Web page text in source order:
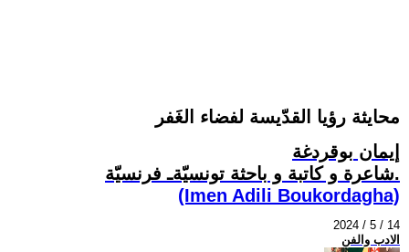
محايثة رؤيا القدّيسة لفضاء الغَفر
إيمان بوقردغة
شاعرة و كاتبة و باحثة تونسيّةـ فرنسيّة.
(Imen Adili Boukordagha)
2024 / 5 / 14
الادب والفن